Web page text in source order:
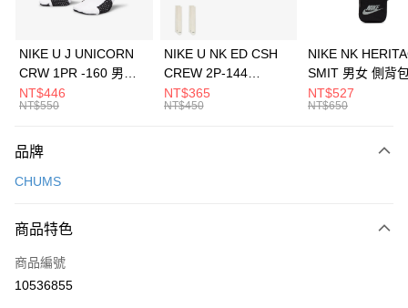
上海商業儲蓄銀行
元大商業銀行
台灣樂天信用卡公司
Apple Pay
全盈+PAY
AFTEE先享後付
【關於「AFTEE先享後付」】
便利好安心！
３．安心：先確認商品／服務後，再付款。
【「AFTEE先享後付」結帳流程】
１．於結帳方式選擇「AFTEE先享後付」後，將跳轉至「AFTEE先享後付」
運送方式
每筆NT$100，滿NT$1,500(含以上)免運費
宅配
每筆NT$100，滿NT$1,500(含以上)免運費
NIKE U J UNICORN
CRW 1PR -160 男女
中統襪 FZ3393100
NT$446
NT$550
NIKE U NK ED CSH
CREW 2P-144
EMBRDY 男女 短統襪
FZ3073133
NT$365
NT$450
NIKE NK
SMIT 男女 側背
BA5871010
NT$527
NT$650
品牌
CHUMS
商品特色
商品編號
10536855